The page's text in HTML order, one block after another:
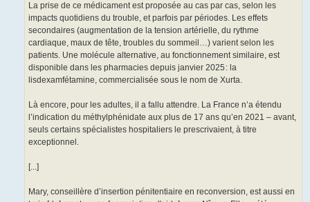
La prise de ce médicament est proposée au cas par cas, selon les
impacts quotidiens du trouble, et parfois par périodes. Les effets
secondaires (augmentation de la tension artérielle, du rythme
cardiaque, maux de tête, troubles du sommeil…) varient selon les
patients. Une molécule alternative, au fonctionnement similaire, est
disponible dans les pharmacies depuis janvier 2025 : la
lisdexamfétamine, commercialisée sous le nom de Xurta.
Là encore, pour les adultes, il a fallu attendre. La France n’a étendu
l’indication du méthylphénidate aux plus de 17 ans qu’en 2021 – avant,
seuls certains spécialistes hospitaliers le prescrivaient, à titre
exceptionnel.
[...]
Mary, conseillère d’insertion pénitentiaire en reconversion, est aussi en